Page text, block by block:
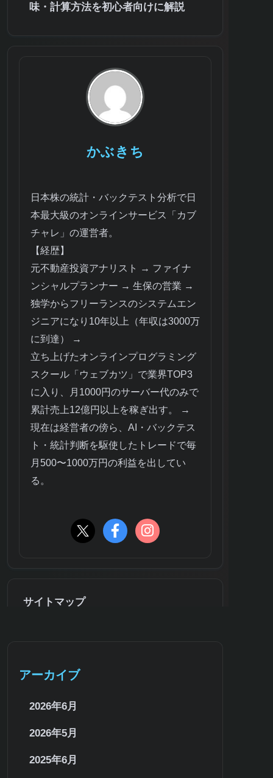
味・計算方法を初心者向けに解説
かぶきち
日本株の統計・バックテスト分析で日
本最大級のオンラインサービス「カブ
チャレ」の運営者。
【経歴】
元不動産投資アナリスト → ファイナ
ンシャルプランナー → 生保の営業 →
独学からフリーランスのシステムエン
ジニアになり10年以上（年収は3000万
に到達） →
立ち上げたオンラインプログラミング
スクール「ウェブカツ」で業界TOP3
に入り、月1000円のサーバー代のみで
累計売上12億円以上を稼ぎ出す。 →
現在は経営者の傍ら、AI・バックテス
ト・統計判断を駆使したトレードで毎
月500〜1000万円の利益を出してい
る。
サイトマップ
アーカイブ
2026年6月
2026年5月
2025年6月